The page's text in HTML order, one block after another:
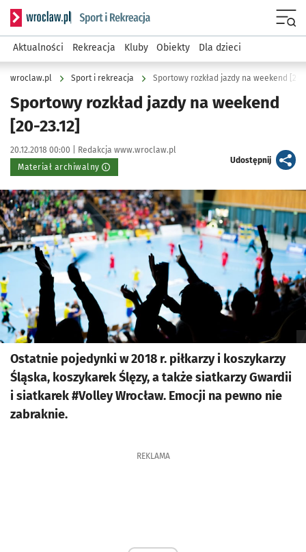
Serwis informacyjny wroclaw.pl podserwis: Sport i rekreacja
Aktualności Rekreacja Kluby Obiekty Dla dzieci
wroclaw.pl Sport i rekreacja Sportowy rozkład jazdy na weekend [20-
Sportowy rozkład jazdy na weekend
[20-23.12]
Data publikacji:
20.12.2018 00:00 | Autor:
Redakcja www.wroclaw.pl
Materiał archiwalny
Udostępnijartykuł
Kliknij, aby powiększyć
Ostatnie pojedynki w 2018 r. piłkarzy i koszykarzy
Śląska, koszykarek Ślęzy, a także siatkarzy Gwardii
i siatkarek #Volley Wrocław. Emocji na pewno nie
zabraknie.
REKLAMA